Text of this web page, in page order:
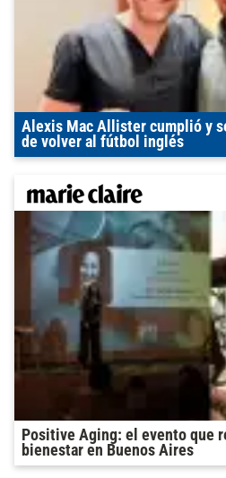
Alexis Mac Allister cumplió y
de volver al fútbol inglés
Positive Aging: el evento que
bienestar en Buenos Aires